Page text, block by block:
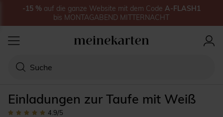
Einladungen zur Taufe mit Weiß
4.9/5
-15 % auf die ganze Website mit dem Code A-FLASH1
bis MONTAGABEND MITTERNACHT